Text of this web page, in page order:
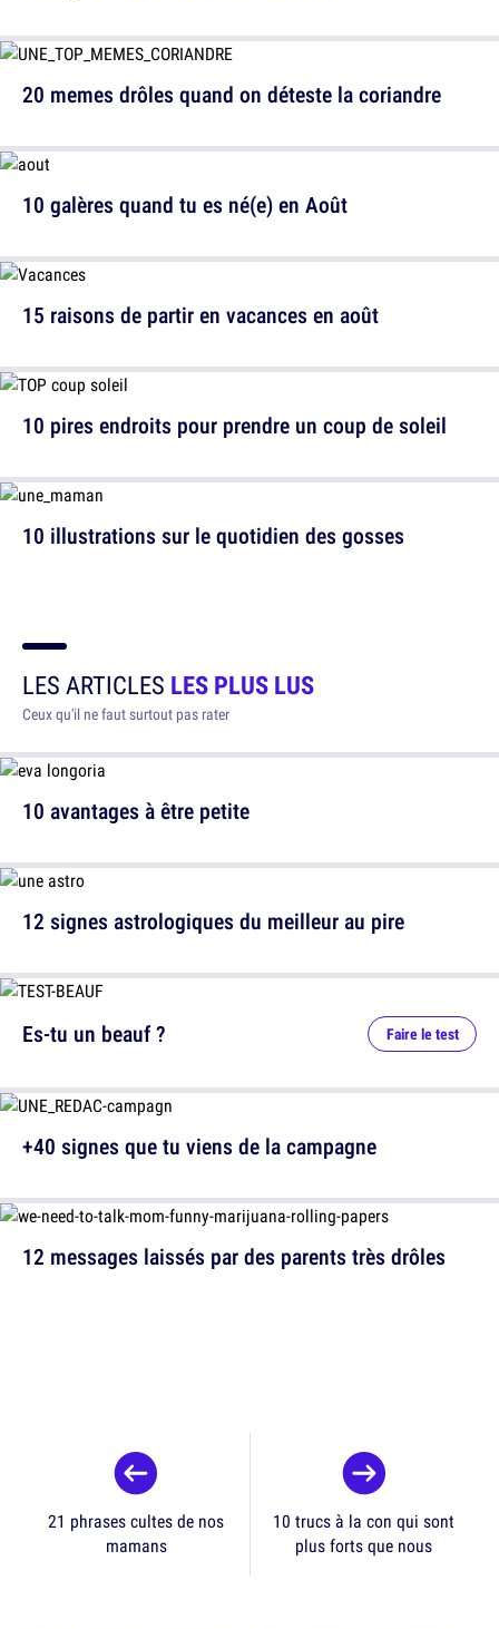
10 galères quand tu es né(e) en Août
10 pires endroits pour prendre un coup de soleil
20 memes drôles quand on déteste la coriandre
15 raisons de partir en vacances en août
10 illustrations sur le quotidien des gosses
LES ARTICLES LES PLUS LUS
Ceux qu'il ne faut surtout pas rater
10 avantages à être petite
12 signes astrologiques du meilleur au pire
12 messages laissés par des parents très drôles
Es-tu un beauf ? Faire le test
+40 signes que tu viens de la campagne
21 phrases cultes de nos
mamans
10 trucs à la con qui sont
plus forts que nous